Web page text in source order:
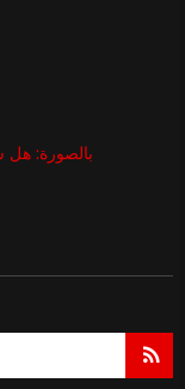
بالصورة: هل